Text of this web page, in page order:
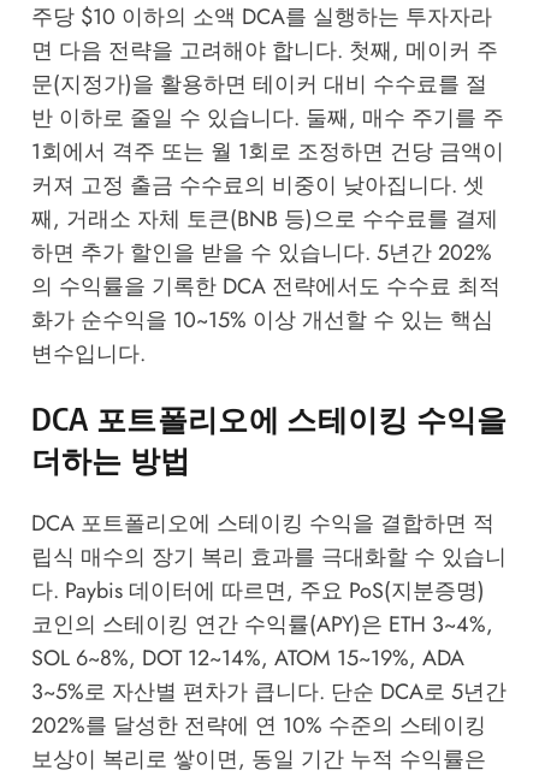
주당 $10 이하의 소액 DCA를 실행하는 투자자라
면 다음 전략을 고려해야 합니다. 첫째, 메이커 주
문(지정가)을 활용하면 테이커 대비 수수료를 절
반 이하로 줄일 수 있습니다. 둘째, 매수 주기를 주
1회에서 격주 또는 월 1회로 조정하면 건당 금액이
커져 고정 출금 수수료의 비중이 낮아집니다. 셋
째, 거래소 자체 토큰(BNB 등)으로 수수료를 결제
하면 추가 할인을 받을 수 있습니다. 5년간 202%
의 수익률을 기록한 DCA 전략에서도 수수료 최적
화가 순수익을 10~15% 이상 개선할 수 있는 핵심
변수입니다.
DCA 포트폴리오에 스테이킹 수익을
더하는 방법
DCA 포트폴리오에 스테이킹 수익을 결합하면 적
립식 매수의 장기 복리 효과를 극대화할 수 있습니
다. Paybis데이터에 따르면, 주요 PoS(지분증명)
코인의 스테이킹 연간 수익률(APY)은 ETH 3~4%,
SOL 6~8%, DOT 12~14%, ATOM 15~19%, ADA
3~5%로 자산별 편차가 큽니다. 단순 DCA로 5년간
202%를 달성한 전략에 연 10% 수준의 스테이킹
보상이 복리로 쌓이면, 동일 기간 누적 수익률은